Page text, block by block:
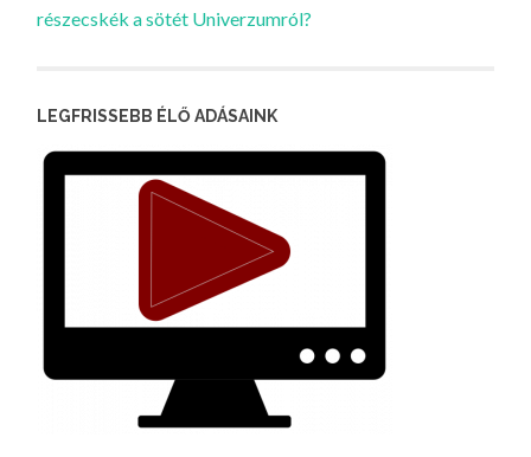
részecskék a sötét Univerzumról?
LEGFRISSEBB ÉLŐ ADÁSAINK